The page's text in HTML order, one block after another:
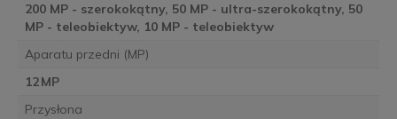
200 MP - szerokokątny, 50 MP - ultra-szerokokątny, 50
MP - teleobiektyw, 10 MP - teleobiektyw
Aparatu przedni (MP)
12 MP
Przysłona